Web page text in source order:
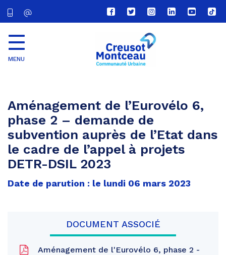
Lien
vers
compte
Facebook
Lien
vers
compte
Twitter
Lien
vers
le
compte
Lien
vers
Lien
vers
Lien
vers
MENU
Aménagement de l’Eurovélo 6,
phase 2 – demande de
subvention auprès de l’Etat dans
le cadre de l’appel à projets
DETR-DSIL 2023
Date de parution : le lundi 06 mars 2023
DOCUMENT ASSOCIÉ
Aménagement de l'Eurovélo 6, phase 2 -